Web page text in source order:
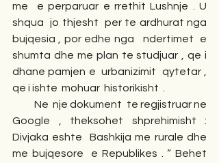
me  e perparuar e rrethit Lushnje . U
shqua  jo thjesht  per te ardhurat nga
bujqesia , por edhe nga   ndertimet  e
shumta dhe me plan te studjuar , qe i
dhane pamjen e  urbanizimit  qytetar ,
qe i ishte  mohuar  historikisht  .
Google , theksohet shprehimisht :
Divjaka eshte  Bashkija me rurale dhe
me bujqesore  e Republikes . “ Behet